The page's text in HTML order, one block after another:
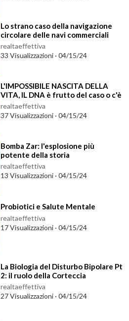
⁣Lo strano caso della navigazione
circolare delle navi commerciali
realtaeffettiva
33 Visualizzazioni · 04/15/24
⁣L'IMPOSSIBILE NASCITA DELLA
VITA, IL DNA è frutto del caso o c'è
qualcos'altro
realtaeffettiva
37 Visualizzazioni · 04/15/24
⁣Bomba Zar: l'esplosione più
potente della storia
realtaeffettiva
13 Visualizzazioni · 04/15/24
⁣Probiotici e Salute Mentale
realtaeffettiva
17 Visualizzazioni · 04/15/24
⁣La Biologia del Disturbo Bipolare Pt
2: il ruolo della Corteccia
Prefrontale
realtaeffettiva
27 Visualizzazioni · 04/15/24